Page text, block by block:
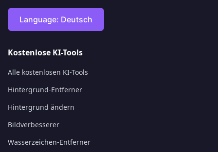
Language: Deutsch
Kostenlose KI-Tools
Alle kostenlosen KI-Tools
Hintergrund-Entferner
Hintergrund ändern
Bildverbesserer
Wasserzeichen-Entferner